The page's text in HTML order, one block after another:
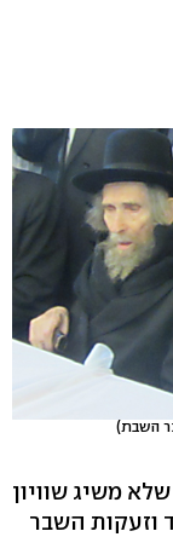
השבת)
משיג שוויון
וזעקות השבר